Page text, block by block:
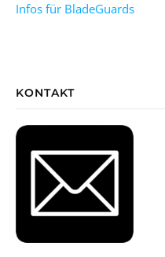
Infos für BladeGuards
KONTAKT